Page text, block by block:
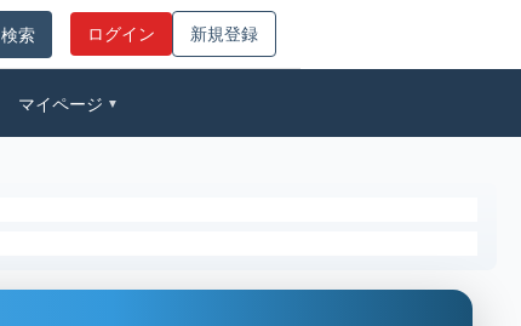
ログイン 新規登録
マイページ ▼